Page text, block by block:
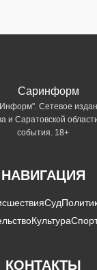
Сетевое
и Саратовской
события. 18+
НАВИГАЦИЯ
Суд
Культура
КОНТАКТЫ